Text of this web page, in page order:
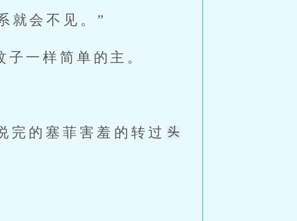
就会不见。”
子一样简单的主。
完的塞菲害羞的转过